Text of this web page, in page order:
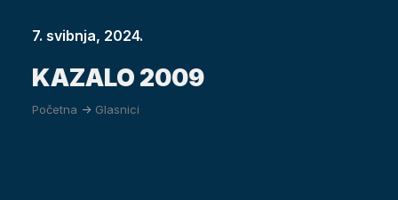
7. svibnja, 2024.
KAZALO 2009
Početna -> Glasnici